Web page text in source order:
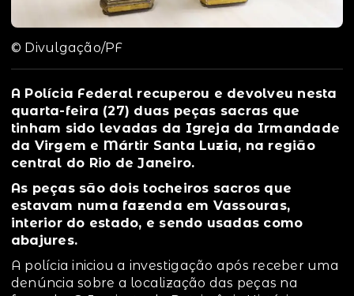
© Divulgação/PF
A Polícia Federal recuperou e devolveu nesta
quarta-feira (27) duas peças sacras que
tinham sido levadas da Igreja da Irmandade
da Virgem e Mártir Santa Luzia, na região
central do Rio de Janeiro.
As peças são dois tocheiros sacros que
estavam numa fazenda em Vassouras,
interior do estado, e sendo usadas como
abajures.
A polícia iniciou a investigação após receber uma
denúncia sobre a localização das peças na